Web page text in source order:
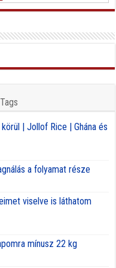
Tags
| Jollof Rice | Ghána és
a folyamat része
viselve is láthatom
mínusz 22 kg